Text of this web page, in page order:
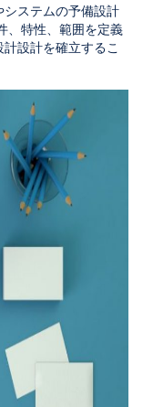
ステムの予備設計
、特性、範囲を定義
設計を確立するこ